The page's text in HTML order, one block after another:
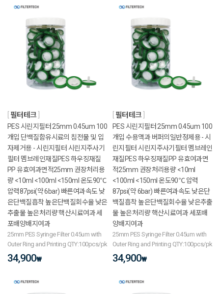
필터테크
PES 시린지필터 25mm 0.45um 100
개입 단백질함유시료의 침전물 및 입
자제거용 - 시린지필터 시린지주사기
필터 멤브레인재질PES 하우징재질
PP 유효여과면적25mm 권장처리용
량 <10ml <100ml <150ml 온도90℃
압력87psi(약 6bar) 빠른여과속도 낮
은단백질흡착 높은단백질회수율 낮은
추출물 높은처리량 핵산시료여과 세
포배양배지여과
25mm PES Syringe Filter 0.45um with
Outer Ring and Printing QTY:100pcs/pk
34,900₩
필터테크
PES 시린지필터 25mm 0.45um 100
개입 수용액과 버퍼의일반정제용 - 시
린지필터 시린지주사기필터 멤브레인
재질PES 하우징재질PP 유효여과면
적25mm 권장처리용량 <10ml
<100ml <150ml 온도90℃ 압력
87psi(약 6bar) 빠른여과속도 낮은단
백질흡착 높은단백질회수율 낮은추출
물 높은처리량 핵산시료여과 세포배
양배지여과
25mm PES Syringe Filter 0.45um with
Outer Ring and Printing QTY:100pcs/pk
34,900₩